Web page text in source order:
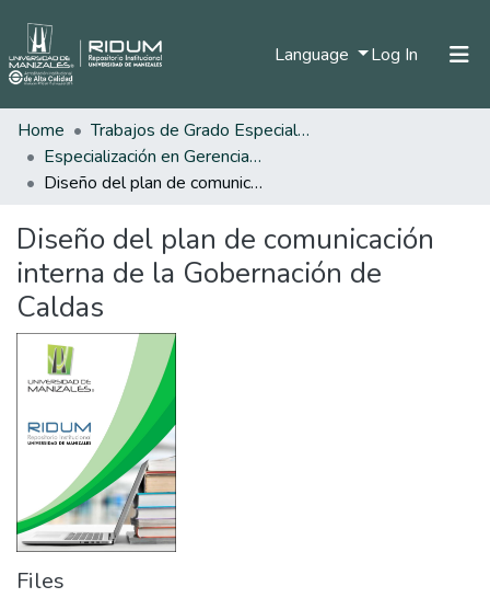
Language Log In (current)
Home
Trabajos de Grado Especializaciones
Especialización en Gerencia del Talento Humano
Diseño del plan de comunicación interna de la Gobernación de Caldas
Diseño del plan de comunicación
interna de la Gobernación de
Caldas
Files